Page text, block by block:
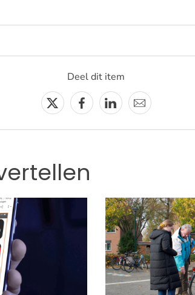
Deel dit item
TwitterFacebookLinkedin
E-